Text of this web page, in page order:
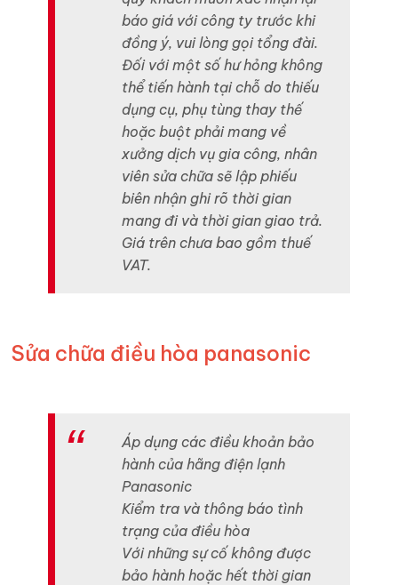
báo giá với công ty trước khi
đồng ý, vui lòng gọi tổng đài.
Đối với một số hư hỏng không
thể tiến hành tại chỗ do thiếu
dụng cụ, phụ tùng thay thế
hoặc buột phải mang về
xưởng dịch vụ gia công, nhân
viên sửa chữa sẽ lập phiếu
biên nhận ghi rõ thời gian
mang đi và thời gian giao trả.
Giá trên chưa bao gồm thuế
VAT.
Sửa chữa điều hòa panasonic
Áp dụng các điều khoản bảo
hành của hãng điện lạnh
Panasonic
Kiểm tra và thông báo tình
trạng của điều hòa
Với những sự cố không được
bảo hành hoặc hết thời gian